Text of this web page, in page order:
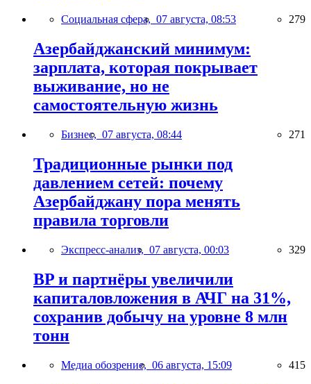
Социальная сфера, 07 августа, 08:53 279
Азербайджанский минимум:
зарплата, которая покрывает
выживание, но не
самостоятельную жизнь
Бизнес, 07 августа, 08:44 271
Традиционные рынки под
давлением сетей: почему
Азербайджану пора менять
правила торговли
Экспресс-анализ, 07 августа, 00:03 329
BP и партнёры увеличили
капиталовложения в АЧГ на 31%,
сохранив добычу на уровне 8 млн
тонн
Медиа обозрение, 06 августа, 15:09 415